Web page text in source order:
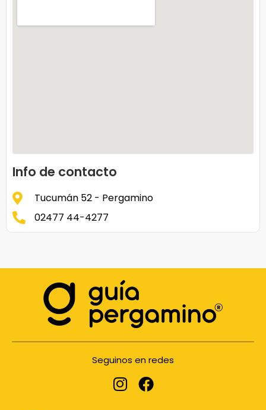
Info de contacto
Tucumán 52 - Pergamino
02477 44-4277
Seguinos en redes